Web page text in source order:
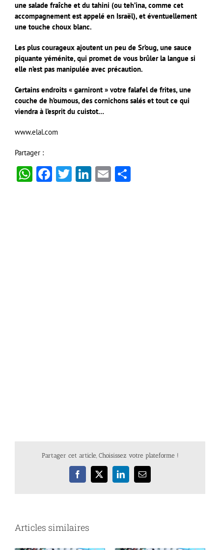
une salade fraîche et du tahini (ou teh’ina, comme cet
accompagnement est appelé en Israël), et éventuellement
une touche choux blanc.
Les plus courageux ajoutent un peu de Sr’oug, une sauce
piquante yéménite, qui promet de vous brûler la langue si
elle n’est pas manipulée avec précaution.
Certains endroits « garniront » votre falafel de frites, une
couche de h’oumous, des cornichons salés et tout ce qui
viendra à l’esprit du cuistot…
www.elal.com
Partager :
WhatsApp
Facebook
Twitter
LinkedIn
Email
Partager cet article, Choisissez votre plateforme !
Facebook
X LinkedInEmail
Articles similaires